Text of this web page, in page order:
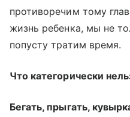
противоречим тому
жизнь ребенка, мы не
попусту тратим время.
Что категорически
Бегать, прыгать,